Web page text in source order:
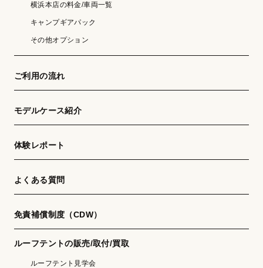
横浜本店の料金/車両一覧
キャンプギアパック
その他オプション
ご利用の流れ
モデルケース紹介
体験レポート
よくある質問
免責補償制度（CDW）
ルーフテントの販売/取付/買取
ルーフテント見学会